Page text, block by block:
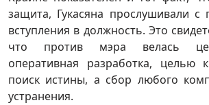
защита, Гукасяна прослушивали с
вступления в должность. Это
что против мэра велась
оперативная разработка, целью
поиск истины, а сбор любого
устранения.